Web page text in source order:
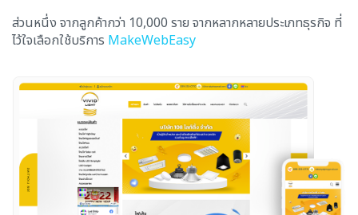
ส่วนหนึ่ง จากลูกค้ากว่า 10,000 ราย จากหลากหลายประเภทธุรกิจ ที่
ไว้ใจเลือกใช้บริการ MakeWebEasy